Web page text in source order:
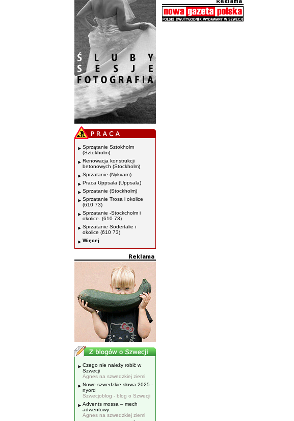
Sprzątanie Sztokholm
(Sztokholm)
Renowacja konstrukcji
betonowych (Stockholm)
Sprzatanie (Nykvarn)
Praca Uppsala (Uppsala)
Sprzatanie (Stockholm)
Sprzatanie Trosa i okolice
(610 73)
Sprzatanie -Stockcholm i
okolice. (610 73)
Sprzatanie Södertälie i
okolice (610 73)
Więcej
Czego nie należy robić w
Szwecji
Agnes na szwedzkiej ziemi
Nowe szwedzkie słowa 2025 -
nyord
Szwecjoblog - blog o Szwecji
Advents mossa – mech
adwentowy.
Agnes na szwedzkiej ziemi